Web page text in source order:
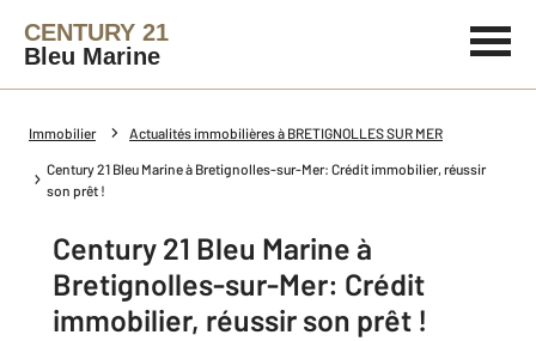
CENTURY 21
Bleu Marine
Immobilier Actualités immobilières à BRETIGNOLLES SUR MER
Century 21 Bleu Marine à Bretignolles-sur-Mer: Crédit immobilier, réussir
son prêt !
Century 21 Bleu Marine à
Bretignolles-sur-Mer: Crédit
immobilier, réussir son prêt !